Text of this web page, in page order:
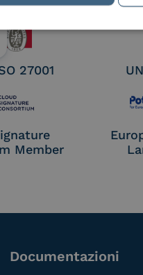
27001
Member
Documentazioni